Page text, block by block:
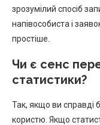
зрозумілий спосіб
напівособиста і
простіше.
Чи є сенс
статистики?
Так, якщо ви справді
користю. Якщо